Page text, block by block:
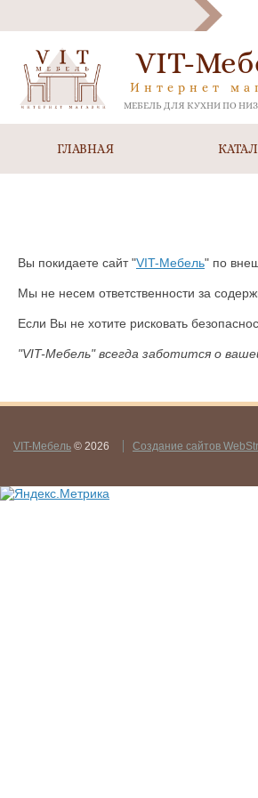
VIT-
Интернет
МЕБЕЛЬ ДЛЯ КУХНИ ПО
ГЛАВНАЯ
Вы покидаете сайт "VIT-Мебель" по
Мы не несем ответственности за
Если Вы не хотите рисковать
"VIT-Мебель" всегда заботится о
VIT-Мебель © 2026 Создание сайтов